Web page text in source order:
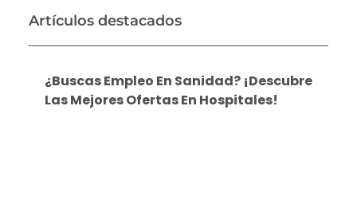
Artículos destacados
¿Buscas Empleo En Sanidad? ¡Descubre
Las Mejores Ofertas En Hospitales!